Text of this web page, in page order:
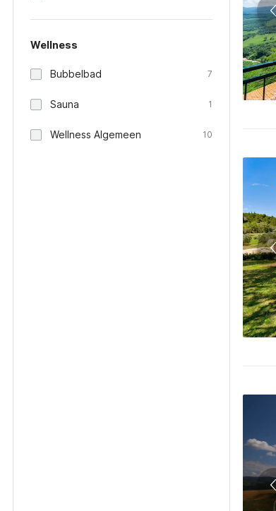
Wellness
Bubbelbad 7
Sauna 1
Wellness Algemeen 10